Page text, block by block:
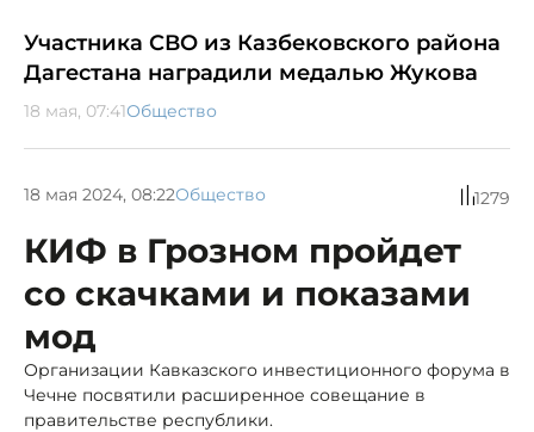
Участника СВО из Казбековского района
Дагестана наградили медалью Жукова
18 мая, 07:41Общество
18 мая 2024, 08:22Общество 1279
КИФ в Грозном пройдет
со скачками и показами
мод
Организации Кавказского инвестиционного форума в
Чечне посвятили расширенное совещание в
правительстве республики.